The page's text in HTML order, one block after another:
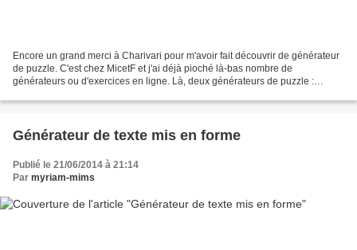
Encore un grand merci à Charivari pour m'avoir fait découvrir de générateur
de puzzle. C'est chez MicetF et j'ai déjà pioché là-bas nombre de
générateurs ou d'exercices en ligne. Là, deux générateurs de puzzle :
Générateur de texte mis en forme
Publié le 21/06/2014 à 21:14
Par myriam-mims